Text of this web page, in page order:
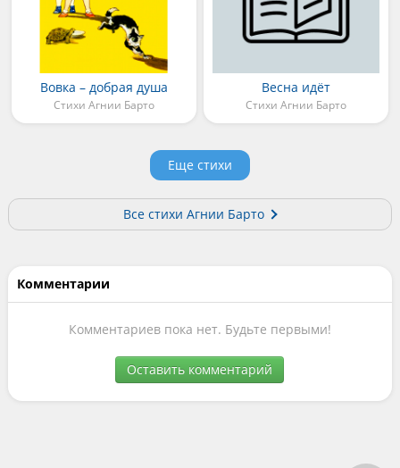
Вовка – добрая душа
Стихи Агнии Барто
Весна идёт
Стихи Агнии Барто
Еще стихи
Все стихи Агнии Барто
Комментарии
Комментариев пока нет. Будьте первыми!
Оставить комментарий